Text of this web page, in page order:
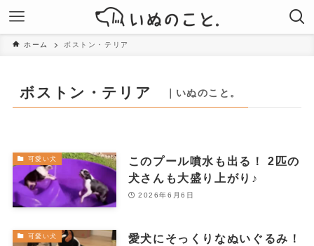
ホーム ボストン・テリア
ボストン・テリア ｜いぬのこと。
可愛い犬
このプール噴水も出る！ 2匹の
犬さんも大盛り上がり♪
2026年6月6日
可愛い犬
愛犬にそっくりなぬいぐるみ！